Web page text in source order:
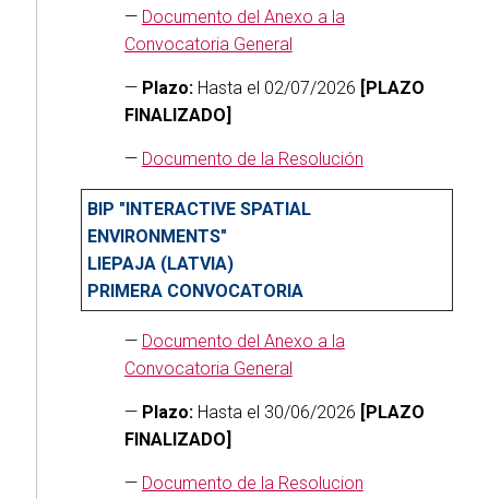
— Documento del Anexo a la
Convocatoria General
— Plazo:Hasta el 02/07/2026 [PLAZO
FINALIZADO]
— Documento de la Resolución
BIP "INTERACTIVE SPATIAL
ENVIRONMENTS"
LIEPAJA (LATVIA)
PRIMERA CONVOCATORIA
— Documento del Anexo a la
Convocatoria General
— Plazo:Hasta el 30/06/2026 [PLAZO
FINALIZADO]
— Documento de la Resolucion